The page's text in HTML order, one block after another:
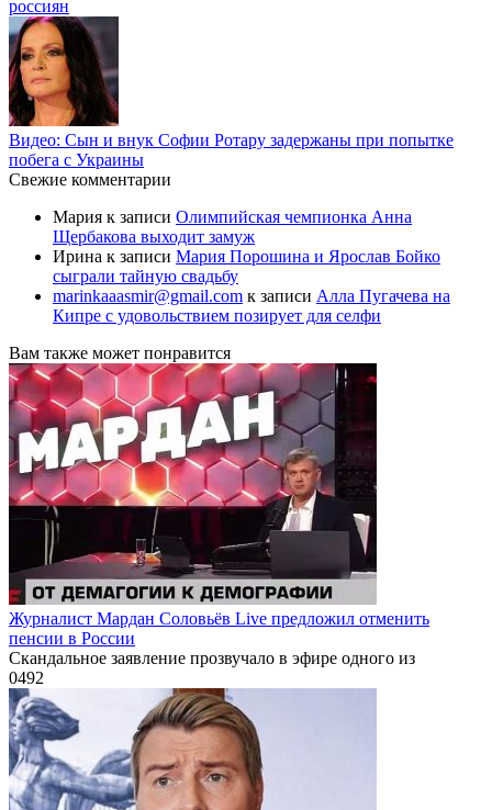
россиян
Видео: Сын и внук Софии Ротару задержаны при попытке
побега с Украины
Свежие комментарии
Мария к записи Олимпийская чемпионка Анна
Щербакова выходит замуж
Ирина к записи Мария Порошина и Ярослав Бойко
сыграли тайную свадьбу
marinkaaasmir@gmail.com к записи Алла Пугачева на
Кипре с удовольствием позирует для селфи
Вам также может понравится
Журналист Мардан Соловьёв Live предложил отменить
пенсии в России
Скандальное заявление прозвучало в эфире одного из
0492